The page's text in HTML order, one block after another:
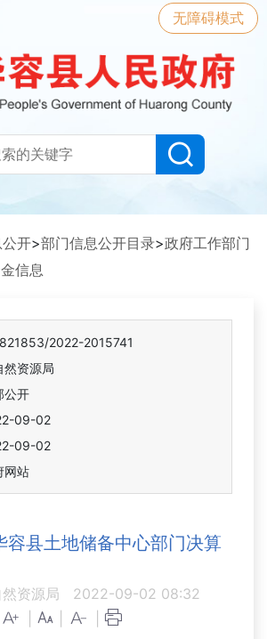
无障碍模式
开>部门信息公开目录>政府工作部门
信息
2022-2015741
然资源局
公开
09-02
09-02
网站
容县土地储备中心部门决算
资源局
2022-09-02 08:32